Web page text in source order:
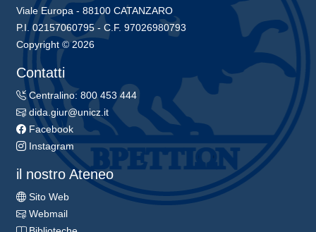
Viale Europa - 88100 CATANZARO
P.I. 02157060795 - C.F. 97026980793
Copyright © 2026
Contatti
Centralino: 800 453 444
dida.giur@unicz.it
Facebook
Instagram
il nostro Ateneo
Sito Web
Webmail